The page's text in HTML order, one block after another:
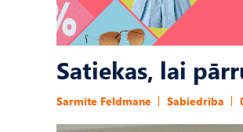
Satiekas, lai
Sarmīte Feldmane Sabiedrība